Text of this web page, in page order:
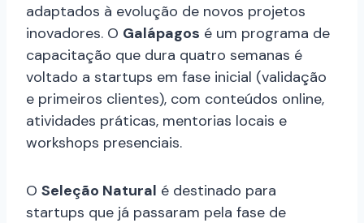
adaptados à evolução de novos projetos
inovadores. O Galápagos é um programa de
capacitação que dura quatro semanas é
voltado a startups em fase inicial (validação
e primeiros clientes), com conteúdos online,
atividades práticas, mentorias locais e
workshops presenciais.
O Seleção Natural é destinado para
startups que já passaram pela fase de